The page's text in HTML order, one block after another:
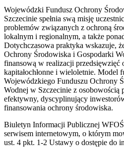
Wojewódzki Fundusz Ochrony
Szczecinie spełnia swą misję
problemów związanych z ochroną
lokalnym i regionalnym, a także
Dotychczasowa praktyka wskazuje,
Ochrony Środowiska i Gospodarki
finansową w realizacji przedsięwzięć
kapitałochłonne i wieloletnie. Model
Wojewódzkiego Funduszu Ochrony
Wodnej w Szczecinie z osobowością
efektywny, dyscyplinujący
finansowania ochrony środowiska.
Biuletyn Informacji Publicznej
serwisem internetowym, o którym
ust. 4 pkt. 1-2 Ustawy o dostępie do